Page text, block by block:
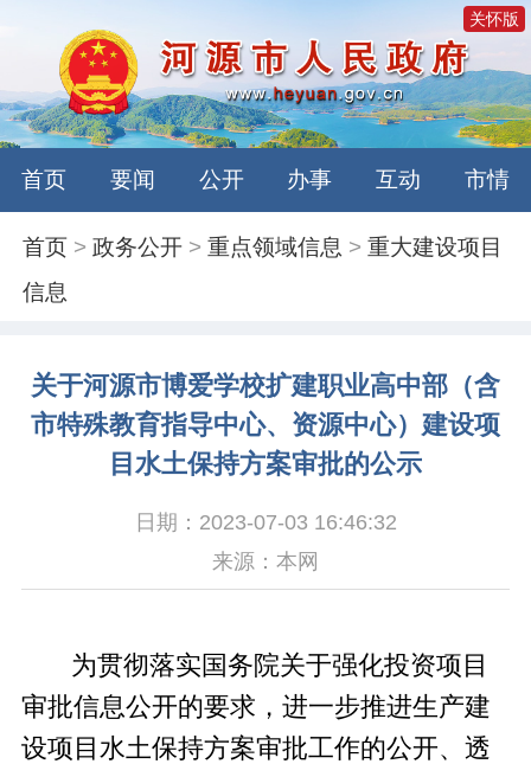
关怀版
首页 要闻 公开 办事 互动 市情
首页 >政务公开 >重点领域信息 >重大建设项目
信息
关于河源市博爱学校扩建职业高中部（含
市特殊教育指导中心、资源中心）建设项
目水土保持方案审批的公示
日期：2023-07-03 16:46:32
来源：本网
为贯彻落实国务院关于强化投资项目
审批信息公开的要求，进一步推进生产建
设项目水土保持方案审批工作的公开、透